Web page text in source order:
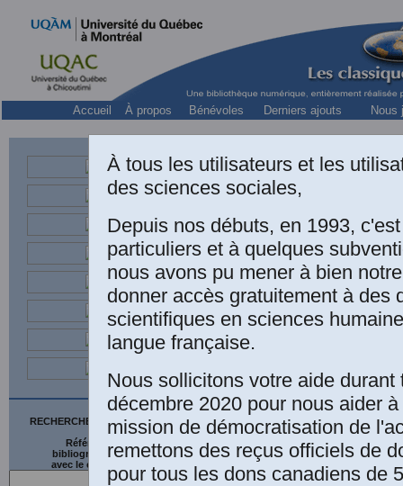
Accueil À propos Bénévoles Derniers ajouts Nous
RECHERCHE SUR LE SITE
Références
bibliographiques
avec le catalogue
Une édition
Erasme (1469-
Éditions Garnier-
édition: Paris,
de Hans Holbein
Une édition
bénévole, Paris.
À tous les utilisateurs et les
des sciences sociales,
Depuis nos débuts, en 1993,
particuliers et à quelques
nous avons pu mener à bien
donner accès gratuitement à des
scientifiques en sciences
langue française.
Nous sollicitons votre aide durant
décembre 2020 pour nous aider
mission de démocratisation de
remettons des reçus officiels de
pour tous les dons canadiens de